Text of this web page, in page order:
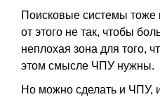
Поисковые системы тоже
от этого не так, чтобы
неплохая зона для того,
этом смысле ЧПУ нужны.
Но можно сделать и ЧПУ,